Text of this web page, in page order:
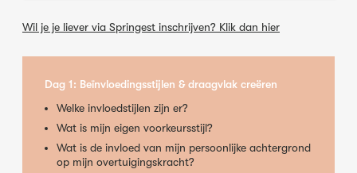
Wil je je liever via Springest inschrijven? Klik dan hier
Dag 1: Beïnvloedingsstijlen & draagvlak creëren
Welke invloedstijlen zijn er?
Wat is mijn eigen voorkeursstijl?
Wat is de invloed van mijn persoonlijke achtergrond
op mijn overtuigingskracht?